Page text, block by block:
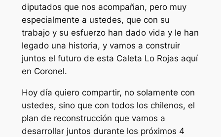
diputados que nos acompañan, pero muy
especialmente a ustedes, que con su
trabajo y su esfuerzo han dado vida y le han
legado una historia, y vamos a construir
juntos el futuro de esta Caleta Lo Rojas aquí
en Coronel.
Hoy día quiero compartir, no solamente con
ustedes, sino que con todos los chilenos, el
plan de reconstrucción que vamos a
desarrollar juntos durante los próximos 4